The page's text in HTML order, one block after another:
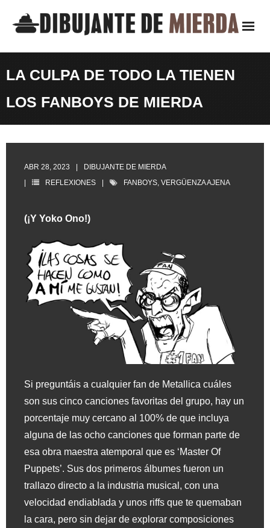
LA CULPA DE TODO LA TIENEN
LOS FANBOYS DE MIERDA
ABR 28, 2023
DIBUJANTE DE MIERDA
REFLEXIONES
FANBOYS, VERGÜENZA AJENA
(¡Y Yoko Ono!)
Si preguntáis a cualquier fan de Metallica cuáles
son sus cinco canciones favoritas del grupo, hay un
porcentaje muy cercano al 100% de que incluya
alguna de las ocho canciones que forman parte de
esa obra maestra atemporal que es ‘Master Of
Puppets’. Sus dos primeros álbumes fueron un
trallazo directo a la industria musical, con una
velocidad endiablada y unos riffs que te quemaban
la cara, pero sin dejar de explorar composiciones